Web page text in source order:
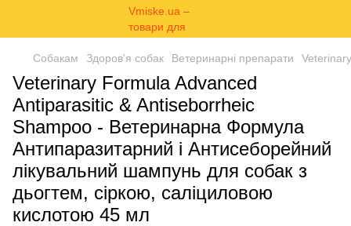
Собакам Здоров'я собак Ветеринарні препарати
Veterinary Formula Advanced
Antiparasitic & Antiseborrheic
Shampoo - Ветеринарна Формула
Антипаразитарний і Антисеборейний
лікувальний шампунь для собак з
дьогтем, сіркою, саліциловою
кислотою 45 мл